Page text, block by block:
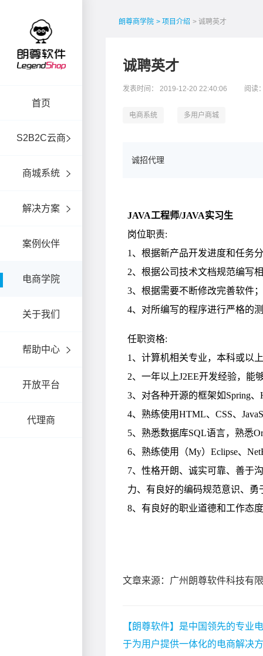
首页
S2B2C云商
商城系统
解决方案
案例伙伴
电商学院
关于我们
帮助中心
开放平台
代理商
朗尊商学院 > 项目介绍 > 诚聘英才
诚聘英才
发表时间： 2019-12-20 22:40:06 阅读
电商系统 多用户商城
诚招代理
文章来源：广州朗尊软件科技有
【朗尊软件】是中国领先的专业
于为用户提供一体化的电商解决